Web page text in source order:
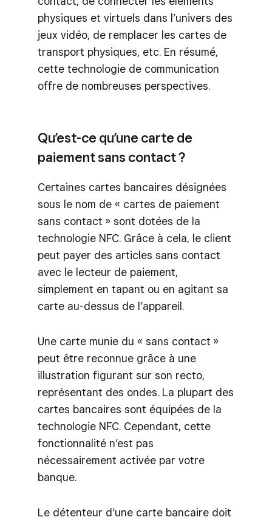
physiques et virtuels dans l’univers des
jeux vidéo, de remplacer les cartes de
transport physiques, etc. En résumé,
cette technologie de communication
offre de nombreuses perspectives.
Qu’est-ce qu’une carte de
paiement sans contact ?
Certaines cartes bancaires désignées
sous le nom de « cartes de paiement
sans contact » sont dotées de la
technologie NFC. Grâce à cela, le client
peut payer des articles sans contact
avec le lecteur de paiement,
simplement en tapant ou en agitant sa
carte au-dessus de l’appareil.
Une carte munie du « sans contact »
peut être reconnue grâce à une
illustration figurant sur son recto,
représentant des ondes. La plupart des
cartes bancaires sont équipées de la
technologie NFC. Cependant, cette
fonctionnalité n’est pas
nécessairement activée par votre
banque.
Le détenteur d’une carte bancaire doit